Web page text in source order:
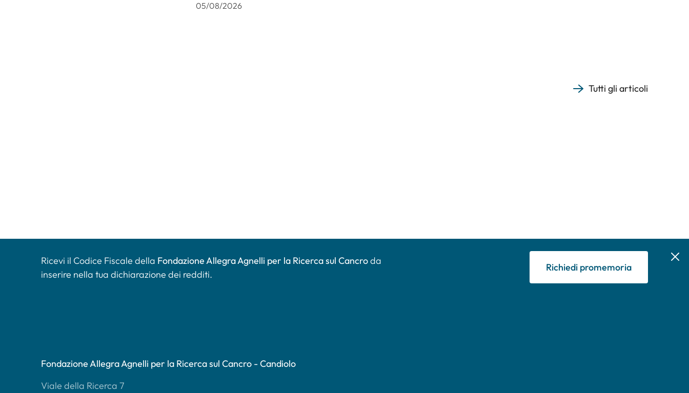
05/08/2026
Tutti gli articoli
Ricevi il Codice Fiscale della Fondazione Allegra Agnelli per la Ricerca sul Cancroda
inserire nella tua dichiarazione dei redditi.
Richiedi promemoria
Fondazione Allegra Agnelli per la Ricerca sul Cancro - Candiolo
Viale della Ricerca 7